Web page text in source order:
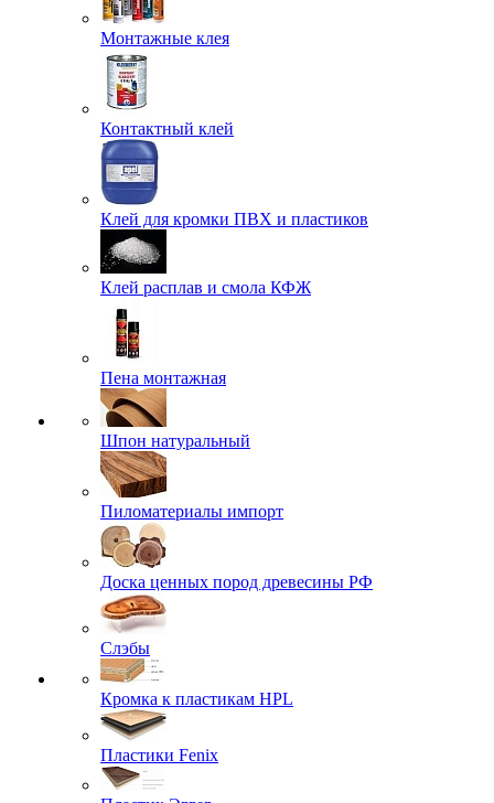
Монтажные клея
Контактный клей
Клей для кромки ПВХ и пластиков
Клей расплав и смола КФЖ
Пена монтажная
Шпон натуральный
Пиломатериалы импорт
Доска ценных пород древесины РФ
Слэбы
Кромка к пластикам HPL
Пластики Fenix